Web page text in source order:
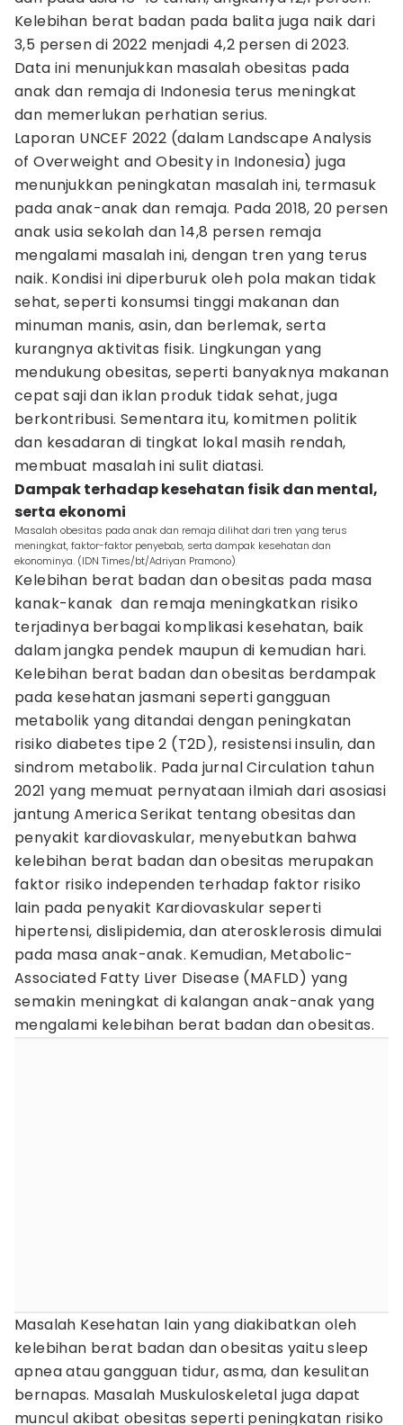
Kelebihan berat badan pada balita juga naik dari
3,5 persen di 2022 menjadi 4,2 persen di 2023.
Data ini menunjukkan masalah obesitas pada
anak dan remaja di Indonesia terus meningkat
dan memerlukan perhatian serius.
Laporan UNCEF 2022 (dalam Landscape Analysis
of Overweight and Obesity in Indonesia) juga
menunjukkan peningkatan masalah ini, termasuk
pada anak-anak dan remaja. Pada 2018, 20 persen
anak usia sekolah dan 14,8 persen remaja
mengalami masalah ini, dengan tren yang terus
naik. Kondisi ini diperburuk oleh pola makan tidak
sehat, seperti konsumsi tinggi makanan dan
minuman manis, asin, dan berlemak, serta
kurangnya aktivitas fisik. Lingkungan yang
mendukung obesitas, seperti banyaknya makanan
cepat saji dan iklan produk tidak sehat, juga
berkontribusi. Sementara itu, komitmen politik
dan kesadaran di tingkat lokal masih rendah,
membuat masalah ini sulit diatasi.
Dampak terhadap kesehatan fisik dan mental,
serta ekonomi
Masalah obesitas pada anak dan remaja dilihat dari tren yang terus
meningkat, faktor-faktor penyebab, serta dampak kesehatan dan
ekonominya. (IDN Times/bt/Adriyan Pramono)
Kelebihan berat badan dan obesitas pada masa
kanak-kanak dan remaja meningkatkan risiko
terjadinya berbagai komplikasi kesehatan, baik
dalam jangka pendek maupun di kemudian hari.
Kelebihan berat badan dan obesitas berdampak
pada kesehatan jasmani seperti gangguan
metabolik yang ditandai dengan peningkatan
risiko diabetes tipe 2 (T2D), resistensi insulin, dan
sindrom metabolik. Pada jurnal Circulation tahun
2021 yang memuat pernyataan ilmiah dari asosiasi
jantung America Serikat tentang obesitas dan
penyakit kardiovaskular, menyebutkan bahwa
kelebihan berat badan dan obesitas merupakan
faktor risiko independen terhadap faktor risiko
lain pada penyakit Kardiovaskular seperti
hipertensi, dislipidemia, dan aterosklerosis dimulai
pada masa anak-anak. Kemudian, Metabolic-
Associated Fatty Liver Disease (MAFLD) yang
semakin meningkat di kalangan anak-anak yang
mengalami kelebihan berat badan dan obesitas.
Masalah Kesehatan lain yang diakibatkan oleh
kelebihan berat badan dan obesitas yaitu sleep
apnea atau gangguan tidur, asma, dan kesulitan
bernapas. Masalah Muskuloskeletal juga dapat
muncul akibat obesitas seperti peningkatan risiko